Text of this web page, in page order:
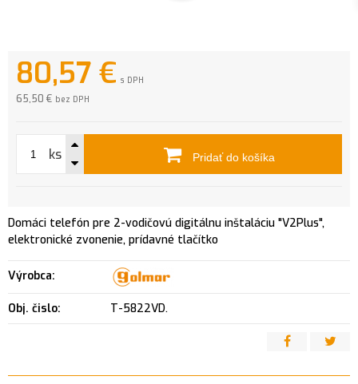
80,57 € s DPH
65,50 € bez DPH
ks Pridať do košíka
Domáci telefón pre 2-vodičovú digitálnu inštaláciu "V2Plus",
elektronické zvonenie, prídavné tlačítko
Výrobca:
Obj. čislo: T-5822VD.